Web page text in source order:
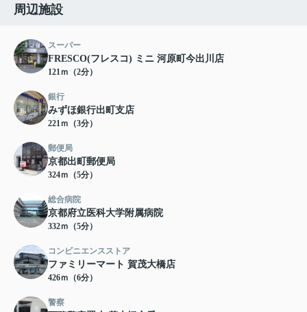
周辺施設
スーパー
FRESCO(フレスコ) ミニ 河原町今出川店
121ｍ（2分）
銀行
みずほ銀行出町支店
221ｍ（3分）
郵便局
京都出町郵便局
324ｍ（5分）
総合病院
京都府立医科大学附属病院
332ｍ（5分）
コンビニエンスストア
ファミリーマート 賀茂大橋店
426ｍ（6分）
警察